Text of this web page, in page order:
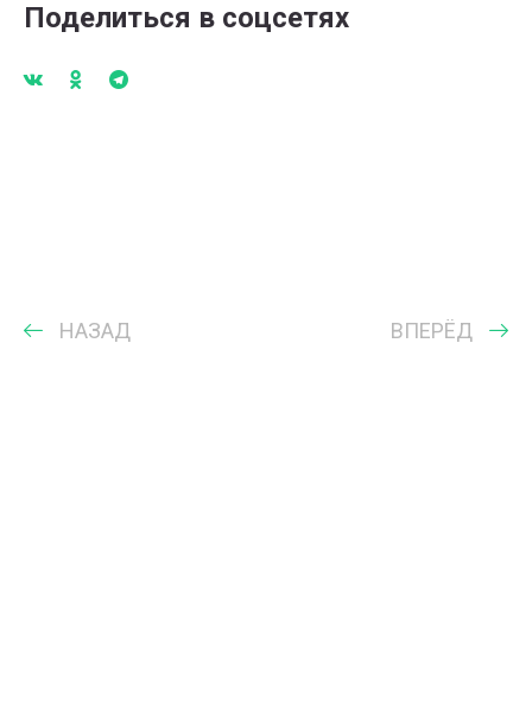
Поделиться в соцсетях
НАЗАД ВПЕРЁД